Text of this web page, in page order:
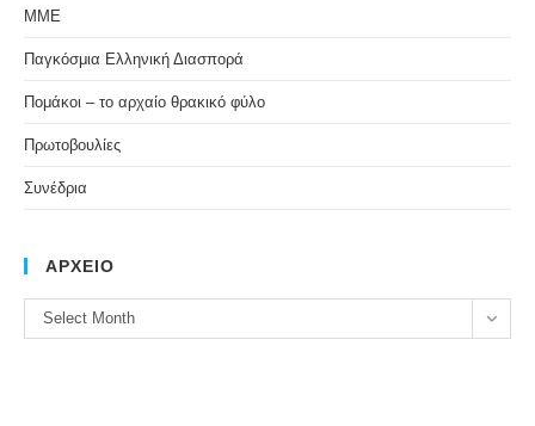
ΜΜΕ
Παγκόσμια Ελληνική Διασπορά
Πομάκοι – το αρχαίο θρακικό φύλο
Πρωτοβουλίες
Συνέδρια
ΑΡΧΕΙΟ
ΑΡΧΕΙΟ
Select Month